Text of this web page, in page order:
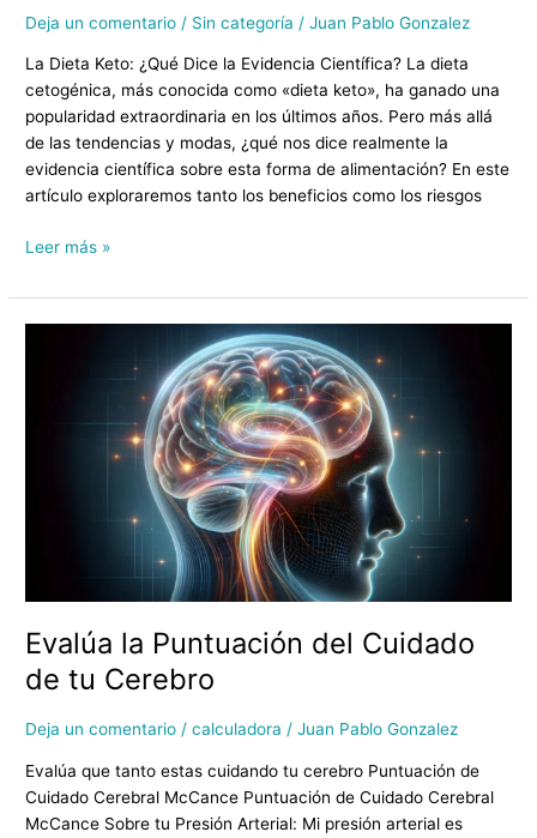
Deja un comentario / Sin categoría /Juan Pablo Gonzalez
La Dieta Keto: ¿Qué Dice la Evidencia Científica? La dieta
cetogénica, más conocida como «dieta keto», ha ganado una
popularidad extraordinaria en los últimos años. Pero más allá
de las tendencias y modas, ¿qué nos dice realmente la
evidencia científica sobre esta forma de alimentación? En este
artículo exploraremos tanto los beneficios como los riesgos
Leer más »
Evalúa la Puntuación del Cuidado
de tu Cerebro
Deja un comentario /calculadora /Juan Pablo Gonzalez
Evalúa que tanto estas cuidando tu cerebro Puntuación de
Cuidado Cerebral McCance Puntuación de Cuidado Cerebral
McCance Sobre tu Presión Arterial: Mi presión arterial es